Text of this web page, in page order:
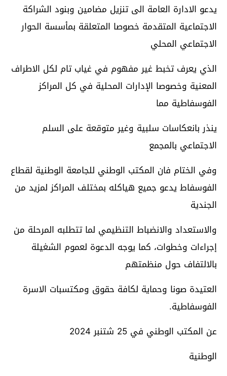
يدعو الادارة العامة الى تنزيل مضامين وبنود الشراكة
الاجتماعية المتقدمة خصوصا المتعلقة بمأسسة الحوار
الاجتماعي المحلي
الذي يعرف تخبط غير مفهوم في غياب تام لكل الاطراف
المعنية وخصوصا الإدارات المحلية في كل المراكز
الفوسفاطية مما
ينذر بانعكاسات سلبية وغير متوقعة على السلم
الاجتماعي بالمجمع
وفي الختام فان المكتب الوطني للجامعة الوطنية لقطاع
الفوسفاط يدعو جميع هياكله بمختلف المراكز لمزيد من
الجندية
والاستعداد والانضباط التنظيمي لما تتطلبه المرحلة من
إجراءات وخطوات، كما يوجه الدعوة لعموم الشغيلة
بالالتفاف حول منظمتهم
العتيدة صونا وحماية لكافة حقوق ومكتسبات الاسرة
الفوسفاطية.
عن المكتب الوطني في 25 شتنبر 2024
الوطنية